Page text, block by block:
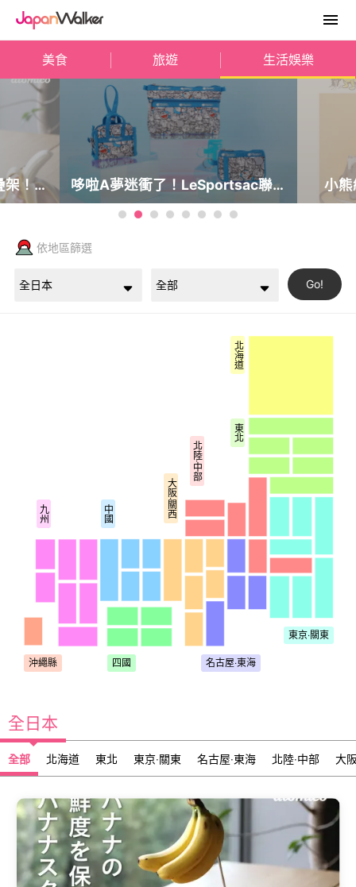
美食 旅遊 生活娛樂
架！日
放一星
哆啦A夢迷衝了！LeSportsac聯名
打造20款神奇道具包，時光機透明
小
依地區篩選
Go!
北海道
東北
東京‧關東
名古屋‧東海
北陸‧中部
大阪‧關西
中國
九州
四國
沖繩縣
全日本
全部 北海道 東北 東京‧關東 名古屋‧東海 北陸‧中部 大